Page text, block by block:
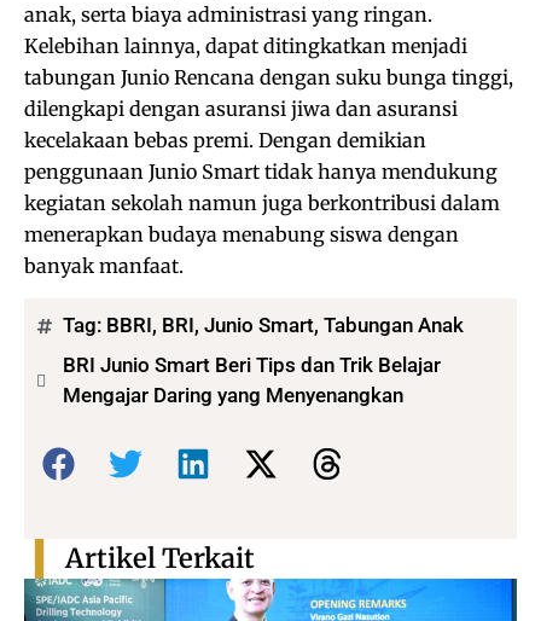
anak, serta biaya administrasi yang ringan.
Kelebihan lainnya, dapat ditingkatkan menjadi
tabungan Junio Rencana dengan suku bunga tinggi,
dilengkapi dengan asuransi jiwa dan asuransi
kecelakaan bebas premi. Dengan demikian
penggunaan Junio Smart tidak hanya mendukung
kegiatan sekolah namun juga berkontribusi dalam
menerapkan budaya menabung siswa dengan
banyak manfaat.
Tag: BBRI, BRI, Junio Smart, Tabungan Anak
BRI Junio Smart Beri Tips dan Trik Belajar
Mengajar Daring yang Menyenangkan
Bagikan:
Artikel Terkait